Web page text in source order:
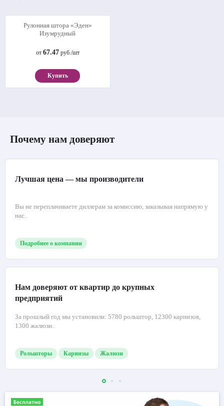
Рулонная штора «Эден»
Изумрудный
от 67.47руб./шт
Купить
Почему нам доверяют
Лучшая цена — мы производители
Вы не переплачиваете диллерам за комиссию, заказывая напрямую у
нас.
Подробнее о компании
Нам доверяют от квартир до крупных
предприятий
За прошлый год мы установили: 5780 рольштор, 12300 карнизов,
1300 жалюзи.
Рольшторы Карнизы Жалюзи